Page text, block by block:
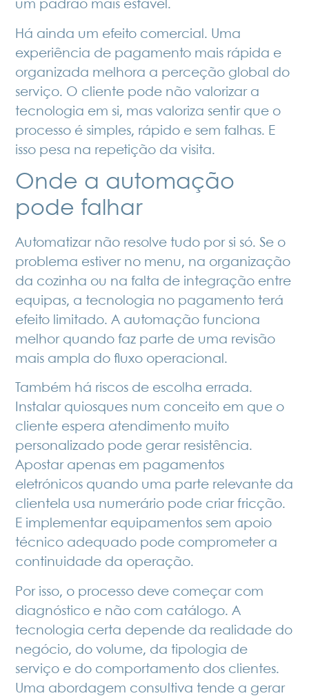
um padrão mais estável.
Há ainda um efeito comercial. Uma
experiência de pagamento mais rápida e
organizada melhora a perceção global do
serviço. O cliente pode não valorizar a
tecnologia em si, mas valoriza sentir que o
processo é simples, rápido e sem falhas. E
isso pesa na repetição da visita.
Onde a automação
pode falhar
Automatizar não resolve tudo por si só. Se o
problema estiver no menu, na organização
da cozinha ou na falta de integração entre
equipas, a tecnologia no pagamento terá
efeito limitado. A automação funciona
melhor quando faz parte de uma revisão
mais ampla do fluxo operacional.
Também há riscos de escolha errada.
Instalar quiosques num conceito em que o
cliente espera atendimento muito
personalizado pode gerar resistência.
Apostar apenas em pagamentos
eletrónicos quando uma parte relevante da
clientela usa numerário pode criar fricção.
E implementar equipamentos sem apoio
técnico adequado pode comprometer a
continuidade da operação.
Por isso, o processo deve começar com
diagnóstico e não com catálogo. A
tecnologia certa depende da realidade do
negócio, do volume, da tipologia de
serviço e do comportamento dos clientes.
Uma abordagem consultiva tende a gerar